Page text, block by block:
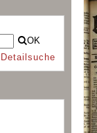
OK
Detailsuche